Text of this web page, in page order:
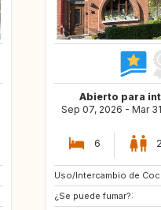
Abierto para
Sep 07, 2026 - Mar
6 2
Uso/Intercambio de
¿Se puede fumar?:
AT
FR